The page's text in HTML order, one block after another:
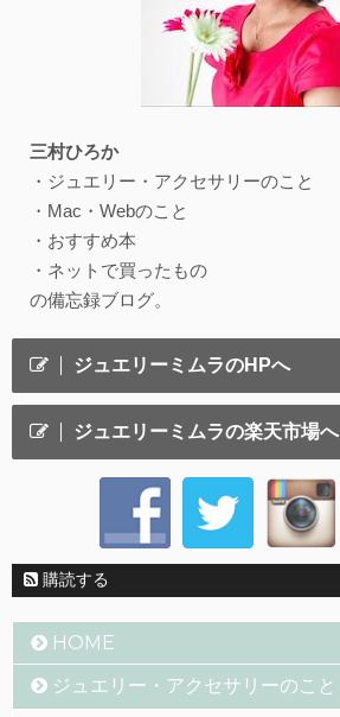
三村ひろか
・ジュエリー・アクセサリーのこと
・Mac・Webのこと
・おすすめ本
・ネットで買ったもの
の備忘録ブログ。
ジュエリーミムラのHPへ
ジュエリーミムラの楽天市場へ
購読する
HOME
ジュエリー・アクセサリーのこと